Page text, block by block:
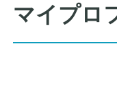
マイプロ